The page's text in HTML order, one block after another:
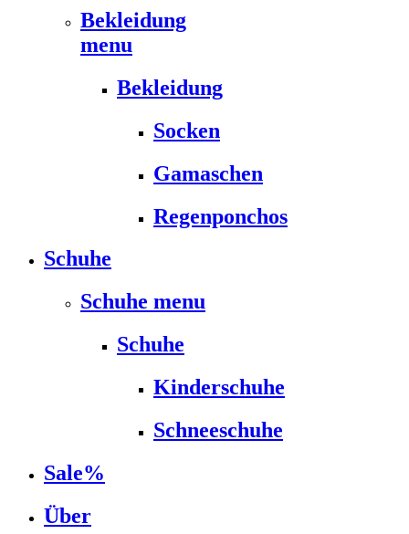
Bekleidung
menu
Bekleidung
Socken
Gamaschen
Regenponchos
Schuhe
Schuhe menu
Schuhe
Kinderschuhe
Schneeschuhe
Sale%
Über